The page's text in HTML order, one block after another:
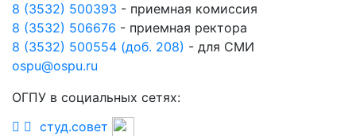
8 (3532) 500393 - приемная комиссия
8 (3532) 506676 - приемная ректора
8 (3532) 500554 (доб. 208) - для СМИ
ospu@ospu.ru
ОГПУ в социальных сетях:
студ.совет